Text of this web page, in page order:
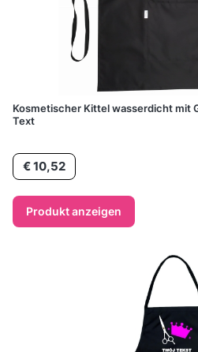
Kosmetischer Kittel wasserdicht mit
Text
Preis
€ 10,52
Produkt anzeigen